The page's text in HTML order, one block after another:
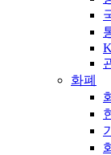
화폐